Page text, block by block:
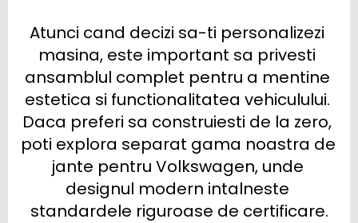
Atunci cand decizi sa-ti personalizezi
masina, este important sa privesti
ansamblul complet pentru a mentine
estetica si functionalitatea vehiculului.
Daca preferi sa construiesti de la zero,
poti explora separat gama noastra de
jante pentru Volkswagen, unde
designul modern intalneste
standardele riguroase de certificare.